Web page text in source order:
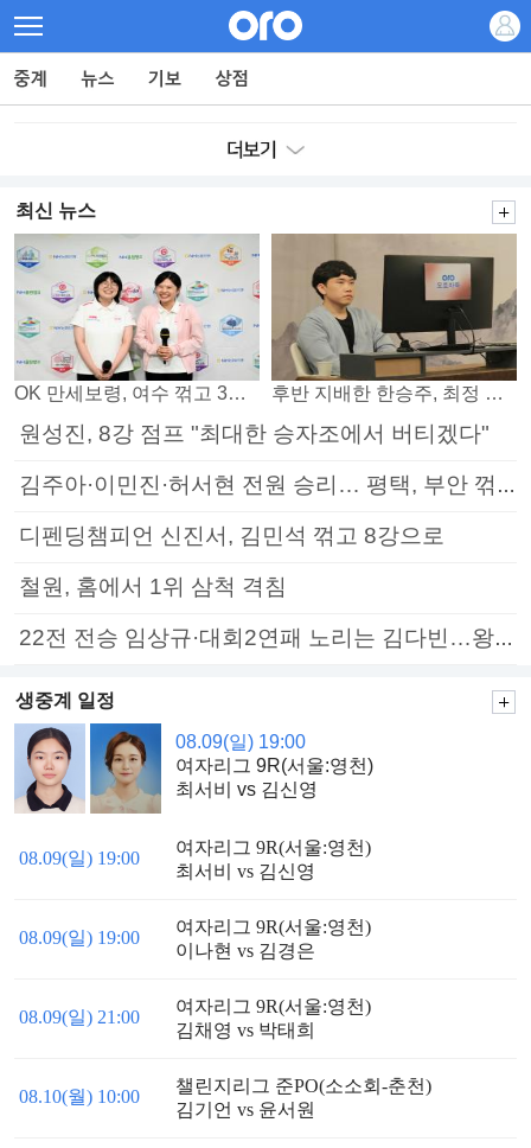
최신 뉴스
OK 만세보령, 여수 꺾고 3연패 탈출 후반 지배한 한승주, 최정 꺾고 8강 진출
원성진, 8강 점프 "최대한 승자조에서 버티겠다"
김주아·이민진·허서현 전원 승리… 평택, 부안 꺾고 5연승
디펜딩챔피언 신진서, 김민석 꺾고 8강으로
철원, 홈에서 1위 삼척 격침
22전 전승 임상규·대회2연패 노리는 김다빈…왕중왕전 16강 7일부터
생중계 일정
08.09(일) 19:00
여자리그 9R(서울:영천)
최서비 vs 김신영
08.09(일) 19:00
여자리그 9R(서울:영천)
최서비 vs 김신영
08.09(일) 19:00
여자리그 9R(서울:영천)
이나현 vs 김경은
08.09(일) 21:00
여자리그 9R(서울:영천)
김채영 vs 박태희
08.10(월) 10:00
챌린지리그 준PO(소소회-춘천)
김기언 vs 윤서원